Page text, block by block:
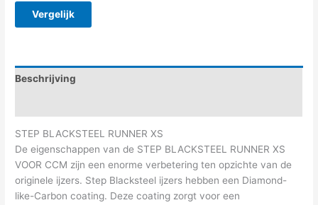
Vergelijk
Beschrijving
STEP BLACKSTEEL RUNNER XS
De eigenschappen van de STEP BLACKSTEEL RUNNER XS
VOOR CCM zijn een enorme verbetering ten opzichte van de
originele ijzers. Step Blacksteel ijzers hebben een Diamond-
like-Carbon coating. Deze coating zorgt voor een